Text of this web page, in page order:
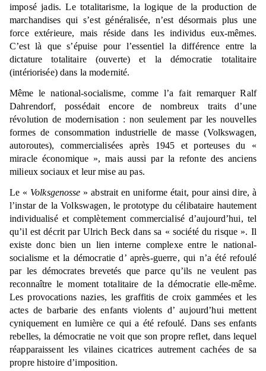
imposé jadis. Le totalitarisme, la logique de la production de
marchandises qui s’est généralisée, n’est désormais plus une
force extérieure, mais réside dans les individus eux-mêmes.
C’est là que s’épuise pour l’essentiel la différence entre la
dictature totalitaire (ouverte) et la démocratie totalitaire
(intériorisée) dans la modernité.
Même le national-socialisme, comme l’a fait remarquer Ralf
Dahrendorf, possédait encore de nombreux traits d’une
révolution de modernisation : non seulement par les nouvelles
formes de consommation industrielle de masse (Volkswagen,
autoroutes), commercialisées après 1945 et porteuses du «
miracle économique », mais aussi par la refonte des anciens
milieux sociaux et leur mise au pas.
Le « Volksgenosse » abstrait en uniforme était, pour ainsi dire, à
l’instar de la Volkswagen, le prototype du célibataire hautement
individualisé et complètement commercialisé d’aujourd’hui, tel
qu’il est décrit par Ulrich Beck dans sa « société du risque ». Il
existe donc bien un lien interne complexe entre le national-
socialisme et la démocratie d’ après-guerre, qui n’a été refoulé
par les démocrates brevetés que parce qu’ils ne veulent pas
reconnaître le moment totalitaire de la démocratie elle-même.
Les provocations nazies, les graffitis de croix gammées et les
actes de barbarie des enfants violents d’ aujourd’hui mettent
cyniquement en lumière ce qui a été refoulé. Dans ses enfants
rebelles, la démocratie ne voit que son propre reflet, dans lequel
réapparaissent les vilaines cicatrices autrement cachées de sa
propre histoire d’imposition.